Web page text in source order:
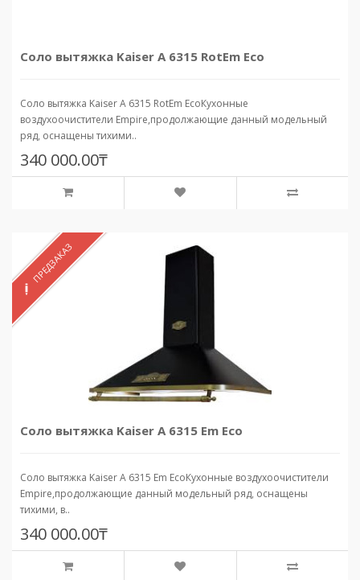
Соло вытяжка Kaiser A 6315 RotEm Eco
Соло вытяжка Kaiser A 6315 RotEm EcoКухонные
воздухоочистители Empire,продолжающие данный модельный
ряд, оснащены тихими..
340 000.00₸
ПРЕДЗАКАЗ
Соло вытяжка Kaiser A 6315 Em Eco
Соло вытяжка Kaiser A 6315 Em EcoКухонные воздухоочистители
Empire,продолжающие данный модельный ряд, оснащены
тихими, в..
340 000.00₸